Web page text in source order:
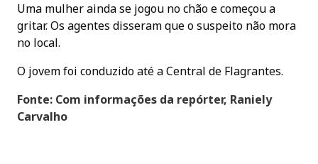
Uma mulher ainda se jogou no chão e começou a
gritar. Os agentes disseram que o suspeito não mora
no local.
O jovem foi conduzido até a Central de Flagrantes.
Fonte: Com informações da repórter, Raniely
Carvalho